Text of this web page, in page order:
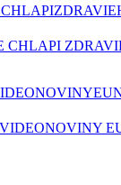
ZDRAVIE
CHLAPI
VIDEONOVINY